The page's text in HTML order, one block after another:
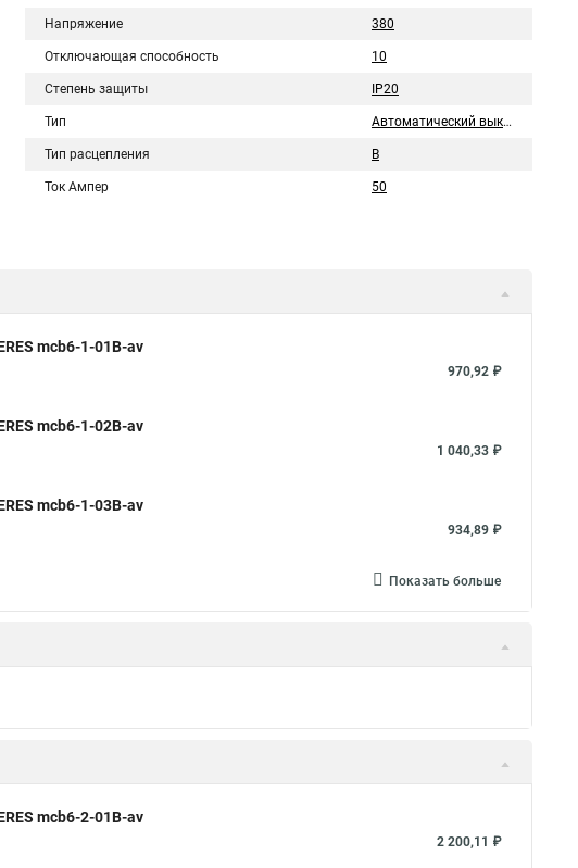
Напряжение 380
Отключающая способность 10
Степень защиты IP20
Тип Автоматический выключатель
Тип расцепления B
Ток Ампер 50
mcb6-1-01B-av
970,92 ₽
mcb6-1-02B-av
1 040,33 ₽
mcb6-1-03B-av
934,89 ₽
Показать больше
mcb6-2-01B-av
2 200,11 ₽